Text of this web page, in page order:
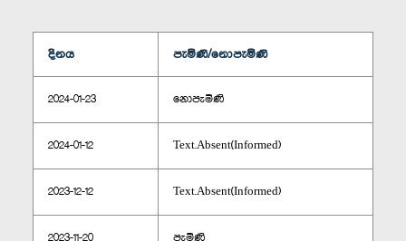
දිනය පැමිණි/නොපැමිණි
2024-01-23 නොපැමිණි
2024-01-12 Text.Absent(Informed)
2023-12-12 Text.Absent(Informed)
2023-11-20 පැමිණි